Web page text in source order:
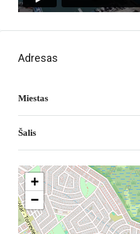
Adresas
Miestas
Šalis
+
−